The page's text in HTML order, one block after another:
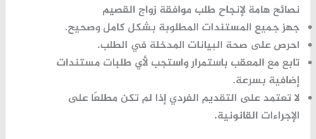
نصائح هامة لإنجاح طلب موافقة زواج القصيم
جهز جميع المستندات المطلوبة بشكل كامل وصحيح.
احرص على صحة البيانات المدخلة في الطلب.
تابع مع المعقب باستمرار واستجب لأي طلبات مستندات
إضافية بسرعة.
لا تعتمد على التقديم الفردي إذا لم تكن مطلعًا على
الإجراءات القانونية.